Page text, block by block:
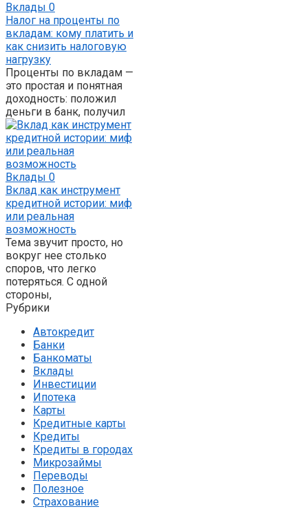
Вклады 0
Налог на проценты по
вкладам: кому платить и
как снизить налоговую
нагрузку
Проценты по вкладам —
это простая и понятная
доходность: положил
деньги в банк, получил
Вклады 0
Вклад как инструмент
кредитной истории: миф
или реальная
возможность
Тема звучит просто, но
вокруг нее столько
споров, что легко
потеряться. С одной
стороны,
Рубрики
Автокредит
Банки
Банкоматы
Вклады
Инвестиции
Ипотека
Карты
Кредитные карты
Кредиты
Кредиты в городах
Микрозаймы
Переводы
Полезное
Страхование